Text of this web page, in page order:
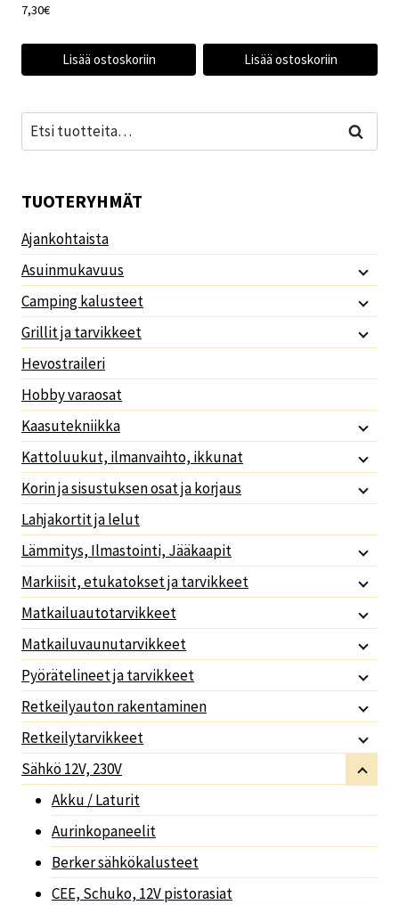
7,30€
Lisää ostoskoriin Lisää ostoskoriin
Etsi: Haku
TUOTERYHMÄT
Ajankohtaista
Asuinmukavuus
Camping kalusteet
Grillit ja tarvikkeet
Hevostraileri
Hobby varaosat
Kaasutekniikka
Kattoluukut, ilmanvaihto, ikkunat
Korin ja sisustuksen osat ja korjaus
Lahjakortit ja lelut
Lämmitys, Ilmastointi, Jääkaapit
Markiisit, etukatokset ja tarvikkeet
Matkailuautotarvikkeet
Matkailuvaunutarvikkeet
Pyörätelineet ja tarvikkeet
Retkeilyauton rakentaminen
Retkeilytarvikkeet
Sähkö 12V, 230V
Akku / Laturit
Aurinkopaneelit
Berker sähkökalusteet
CEE, Schuko, 12V pistorasiat